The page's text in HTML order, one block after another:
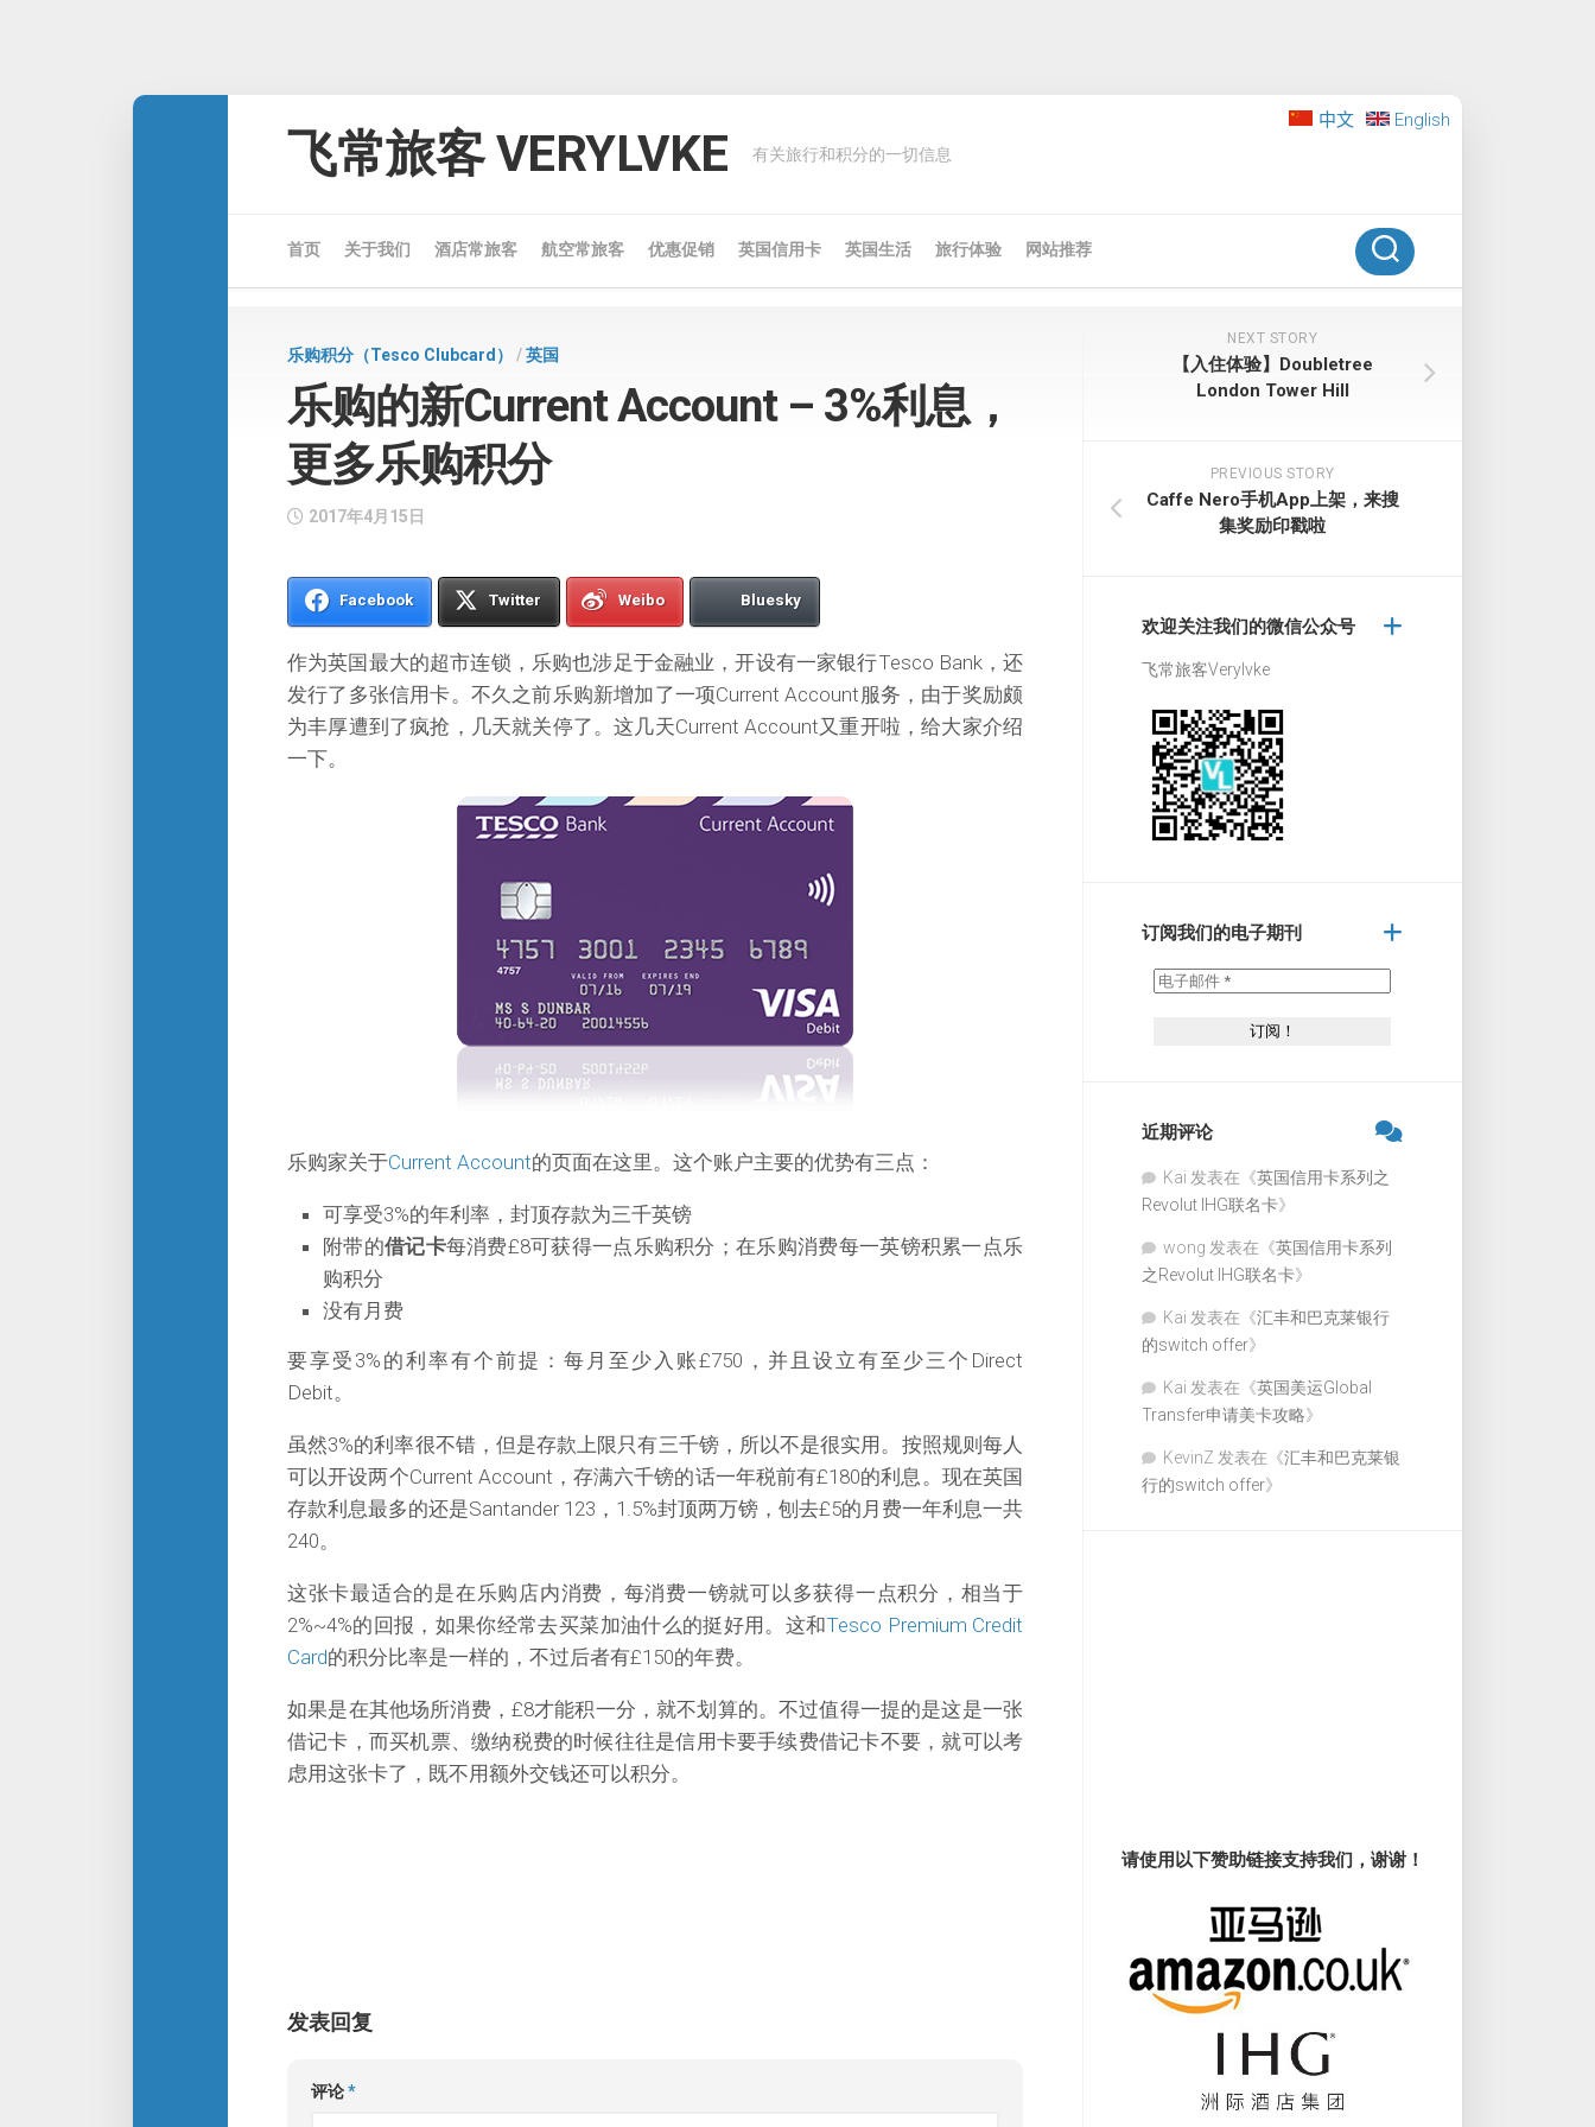
飞常旅客 VERYLVKE 有关旅行和积分的一切信息
首页 关于我们 酒店常旅客 航空常旅客 优惠促销 英国信用卡 英国生活 旅行体验 网站推荐
中文 English
乐购积分（Tesco Clubcard） /英国
乐购的新Current Account – 3%利息，
更多乐购积分
2017年4月15日
Facebook Twitter Weibo Bluesky
作为英国最大的超市连锁，乐购也涉足于金融业，开设有一家银行Tesco Bank，还
发行了多张信用卡。不久之前乐购新增加了一项Current Account服务，由于奖励颇
为丰厚遭到了疯抢，几天就关停了。这几天Current Account又重开啦，给大家介绍
一下。
乐购家关于Current Account的页面在这里。这个账户主要的优势有三点：
可享受3%的年利率，封顶存款为三千英镑
附带的借记卡每消费£8可获得一点乐购积分；在乐购消费每一英镑积累一点乐
购积分
没有月费
要享受3%的利率有个前提：每月至少入账£750，并且设立有至少三个Direct
Debit。
虽然3%的利率很不错，但是存款上限只有三千镑，所以不是很实用。按照规则每人
可以开设两个Current Account，存满六千镑的话一年税前有£180的利息。现在英国
存款利息最多的还是Santander 123，1.5%封顶两万镑，刨去£5的月费一年利息一共
240。
这张卡最适合的是在乐购店内消费，每消费一镑就可以多获得一点积分，相当于
2%~4%的回报，如果你经常去买菜加油什么的挺好用。这和Tesco Premium Credit
Card的积分比率是一样的，不过后者有£150的年费。
如果是在其他场所消费，£8才能积一分，就不划算的。不过值得一提的是这是一张
借记卡，而买机票、缴纳税费的时候往往是信用卡要手续费借记卡不要，就可以考
虑用这张卡了，既不用额外交钱还可以积分。
发表回复
评论*
NEXT STORY
【入住体验】Doubletree
London Tower Hill
PREVIOUS STORY
Caffe Nero手机App上架，来搜
集奖励印戳啦
欢迎关注我们的微信公众号
飞常旅客Verylvke
订阅我们的电子期刊
近期评论
Kai 发表在《英国信用卡系列之
Revolut IHG联名卡》
wong 发表在《英国信用卡系列
之Revolut IHG联名卡》
Kai 发表在《汇丰和巴克莱银行
的switch offer》
Kai 发表在《英国美运Global
Transfer申请美卡攻略》
KevinZ 发表在《汇丰和巴克莱银
行的switch offer》
请使用以下赞助链接支持我们，谢谢！